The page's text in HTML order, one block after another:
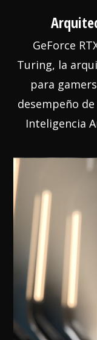
GeForce
Turing, la
para
desempeño
Inteligencia